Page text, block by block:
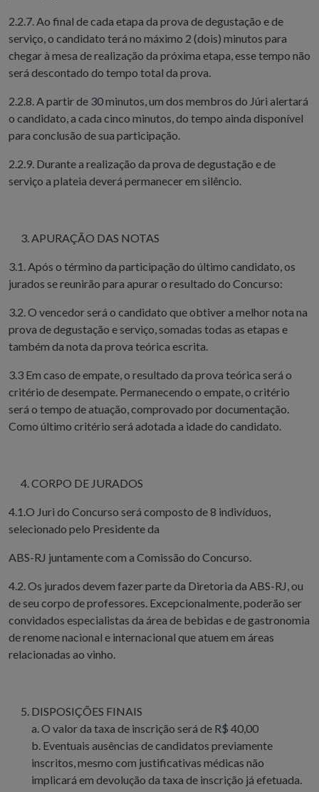
2.2.7. Ao final de cada etapa da prova de degustação e de
serviço, o candidato terá no máximo 2 (dois) minutos para
chegar à mesa de realização da próxima etapa, esse tempo não
será descontado do tempo total da prova.
2.2.8. A partir de 30 minutos, um dos membros do Júri alertará
o candidato, a cada cinco minutos, do tempo ainda disponível
para conclusão de sua participação.
2.2.9. Durante a realização da prova de degustação e de
serviço a plateia deverá permanecer em silêncio.
APURAÇÃO DAS NOTAS
3.1. Após o término da participação do último candidato, os
jurados se reunirão para apurar o resultado do Concurso:
3.2. O vencedor será o candidato que obtiver a melhor nota na
prova de degustação e serviço, somadas todas as etapas e
também da nota da prova teórica escrita.
3.3 Em caso de empate, o resultado da prova teórica será o
critério de desempate. Permanecendo o empate, o critério
será o tempo de atuação, comprovado por documentação.
Como último critério será adotada a idade do candidato.
CORPO DE JURADOS
4.1.O Juri do Concurso será composto de 8 indivíduos,
selecionado pelo Presidente da
ABS-RJ juntamente com a Comissão do Concurso.
4.2. Os jurados devem fazer parte da Diretoria da ABS-RJ, ou
de seu corpo de professores. Excepcionalmente, poderão ser
convidados especialistas da área de bebidas e de gastronomia
de renome nacional e internacional que atuem em áreas
relacionadas ao vinho.
DISPOSIÇÕES FINAIS
a. O valor da taxa de inscrição será de R$ 40,00
b. Eventuais ausências de candidatos previamente
inscritos, mesmo com justificativas médicas não
implicará em devolução da taxa de inscrição já efetuada.